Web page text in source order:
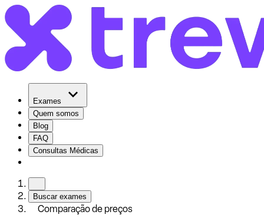
Exames
Quem somos
Blog
FAQ
Consultas Médicas
Buscar exames
Comparação de preços